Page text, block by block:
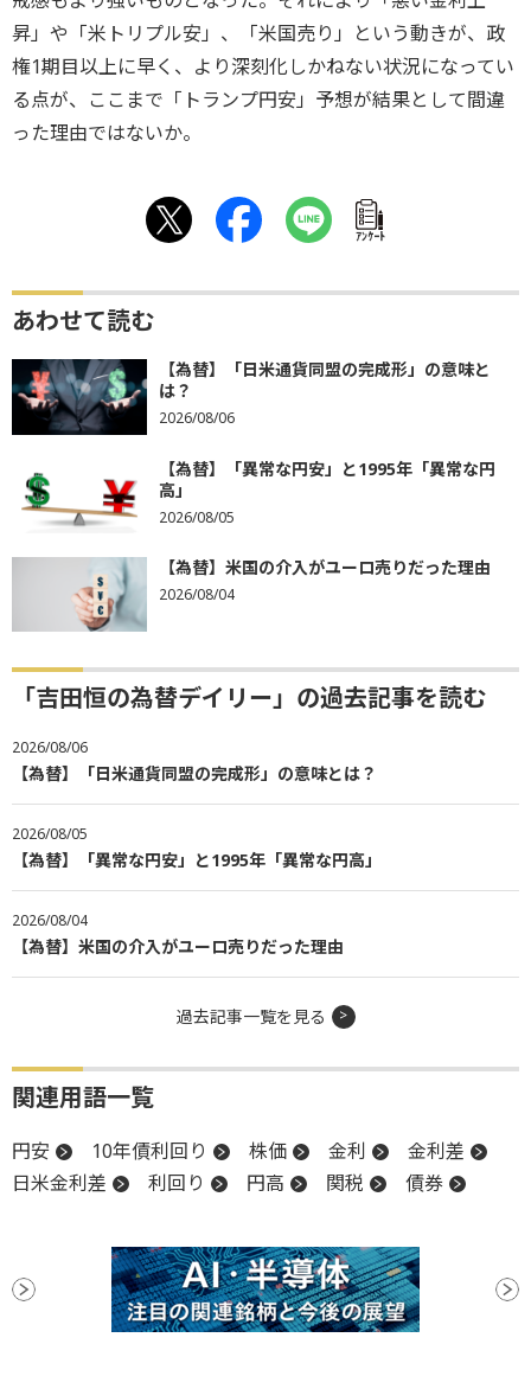
昇」や「米トリプル安」、「米国売り」という動きが、政
権1期目以上に早く、より深刻化しかねない状況になってい
る点が、ここまで「トランプ円安」予想が結果として間違
った理由ではないか。
ｱﾝｹｰﾄ
あわせて読む
【為替】「日米通貨同盟の完成形」の意味と
は？
2026/08/06
【為替】「異常な円安」と1995年「異常な円
高」
2026/08/05
【為替】米国の介入がユーロ売りだった理由
2026/08/04
「吉田恒の為替デイリー」の過去記事を読む
2026/08/06
【為替】「日米通貨同盟の完成形」の意味とは？
2026/08/05
【為替】「異常な円安」と1995年「異常な円高」
2026/08/04
【為替】米国の介入がユーロ売りだった理由
過去記事一覧を見る
関連用語一覧
円安 10年債利回り 株価 金利
金利差
日米金利差
利回り 円高 関税 債券